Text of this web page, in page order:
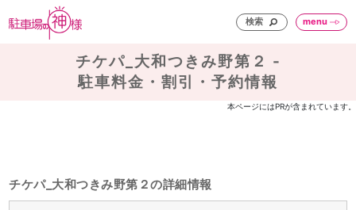
検索 menu
チケパ_大和つきみ野第２ -
駐車料金・割引・予約情報
本ページにはPRが含まれています。
チケパ_大和つきみ野第２の詳細情報